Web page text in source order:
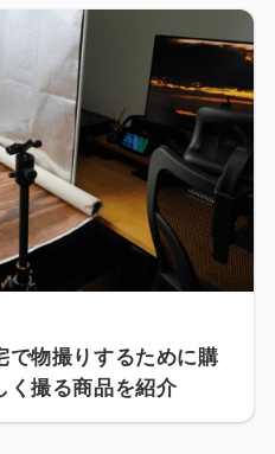
で物撮りするために購
く撮る商品を紹介